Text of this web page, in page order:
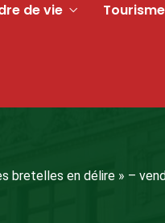
de vie Tourisme
bretelles en délire » –